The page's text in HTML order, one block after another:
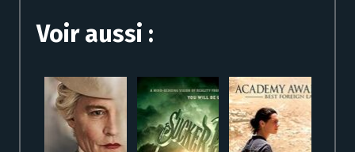
Voir aussi :